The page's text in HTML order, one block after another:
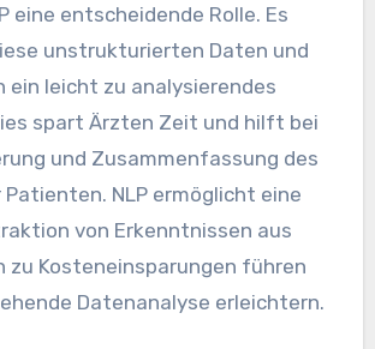
eine entscheidende Rolle. Es
unstrukturierten Daten und
ein leicht zu analysierendes
spart Ärzten Zeit und hilft bei
und Zusammenfassung des
NLP ermöglicht eine
von Erkenntnissen aus
zu Kosteneinsparungen führen
Datenanalyse erleichtern.